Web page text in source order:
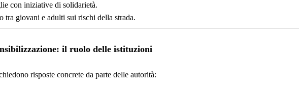
con iniziative di solidarietà.
tra giovani e adulti sui rischi della strada.
il ruolo delle istituzioni
risposte concrete da parte delle autorità: